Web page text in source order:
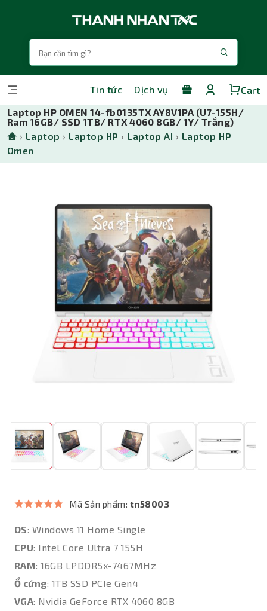
Tin tức Dịch vụ
Cart
Laptop HP OMEN 14-fb0135TX AY8V1PA (U7-155H/
Ram 16GB/ SSD 1TB/ RTX 4060 8GB/ 1Y/ Trắng)
› Laptop › Laptop HP › Laptop AI › Laptop HP
Omen
Mã Sản phẩm: tn58003
OS: Windows 11 Home Single
CPU: Intel Core Ultra 7 155H
RAM: 16GB LPDDR5x-7467MHz
Ổ cứng: 1TB SSD PCIe Gen4
VGA: Nvidia GeForce RTX 4060 8GB